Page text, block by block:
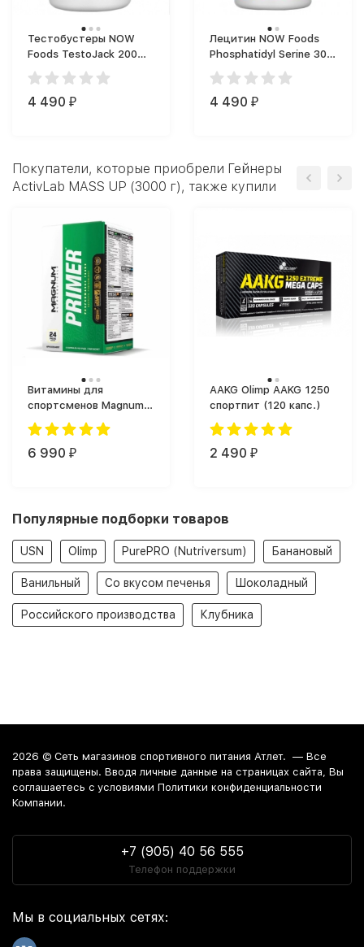
Тестобустеры NOW
Foods TestoJack 200
(120 капс.)
4 490 ₽
Лецитин NOW Foods
Phosphatidyl Serine 300
mg (50 капс.)
4 490 ₽
Покупатели, которые приобрели Гейнеры
ActivLab MASS UP (3000 г), также купили
Витамины для
спортсменов Magnum
Primer (30 таб.)
6 990 ₽
AAKG Olimp AAKG 1250
спортпит (120 капс.)
2 490 ₽
Популярные подборки товаров
USN Olimp PurePRO (Nutriversum) Банановый
Ванильный Со вкусом печенья Шоколадный
Российского производства Клубника
2026 © Сеть магазинов спортивного питания Атлет. — Все
права защищены. Вводя личные данные на страницах сайта, Вы
соглашаетесь c условиями Политики конфиденциальности
Компании.
+7 (905) 40 56 555
Телефон поддержки
Мы в социальных сетях: